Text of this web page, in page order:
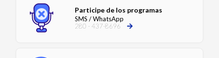
Participe de los programas
SMS / WhatsApp
280 - 437-8696